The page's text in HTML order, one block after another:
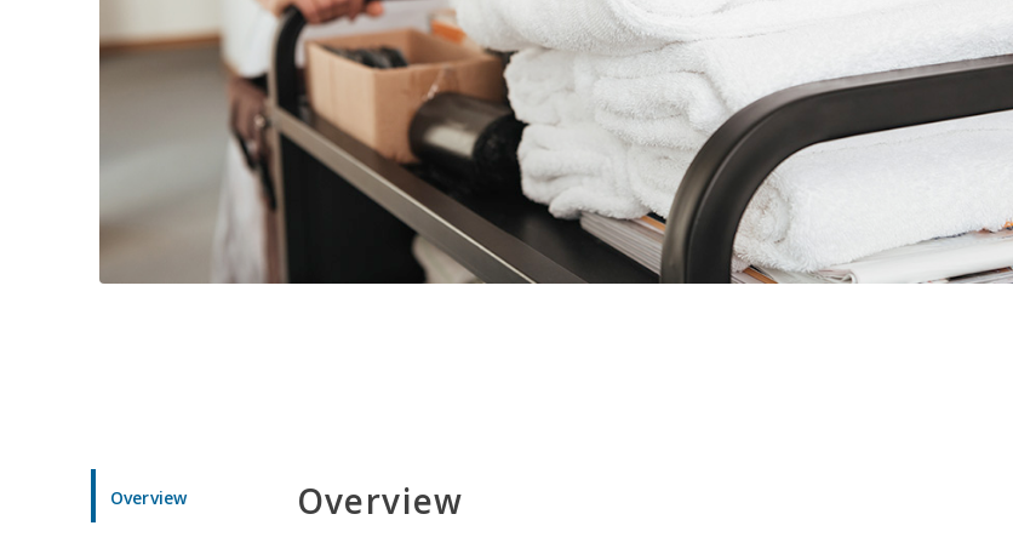
Overview Overview